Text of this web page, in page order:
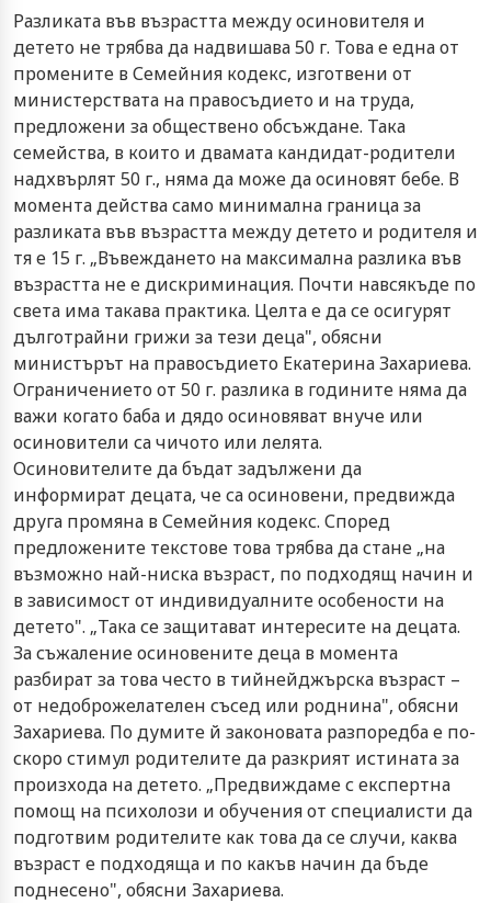
Разликата във възрастта между осиновителя и
детето не трябва да надвишава 50 г. Това е една от
промените в Семейния кодекс, изготвени от
министерствата на правосъдието и на труда,
предложени за обществено обсъждане. Така
семейства, в които и двамата кандидат-родители
надхвърлят 50 г., няма да може да осиновят бебе. В
момента действа само минимална граница за
разликата във възрастта между детето и родителя и
тя е 15 г. „Въвеждането на максимална разлика във
възрастта не е дискриминация. Почти навсякъде по
света има такава практика. Целта е да се осигурят
дълготрайни грижи за тези деца", обясни
министърът на правосъдието Екатерина Захариева.
Ограничението от 50 г. разлика в годините няма да
важи когато баба и дядо осиновяват внуче или
осиновители са чичото или лелята.
Осиновителите да бъдат задължени да
информират децата, че са осиновени, предвижда
друга промяна в Семейния кодекс. Според
предложените текстове това трябва да стане „на
възможно най-ниска възраст, по подходящ начин и
в зависимост от индивидуалните особености на
детето". „Така се защитават интересите на децата.
За съжаление осиновените деца в момента
разбират за това често в тийнейджърска възраст –
от недоброжелателен съсед или роднина", обясни
Захариева. По думите й законовата разпоредба е по-
скоро стимул родителите да разкрият истината за
произхода на детето. „Предвиждаме с експертна
помощ на психолози и обучения от специалисти да
подготвим родителите как това да се случи, каква
възраст е подходяща и по какъв начин да бъде
поднесено", обясни Захариева.